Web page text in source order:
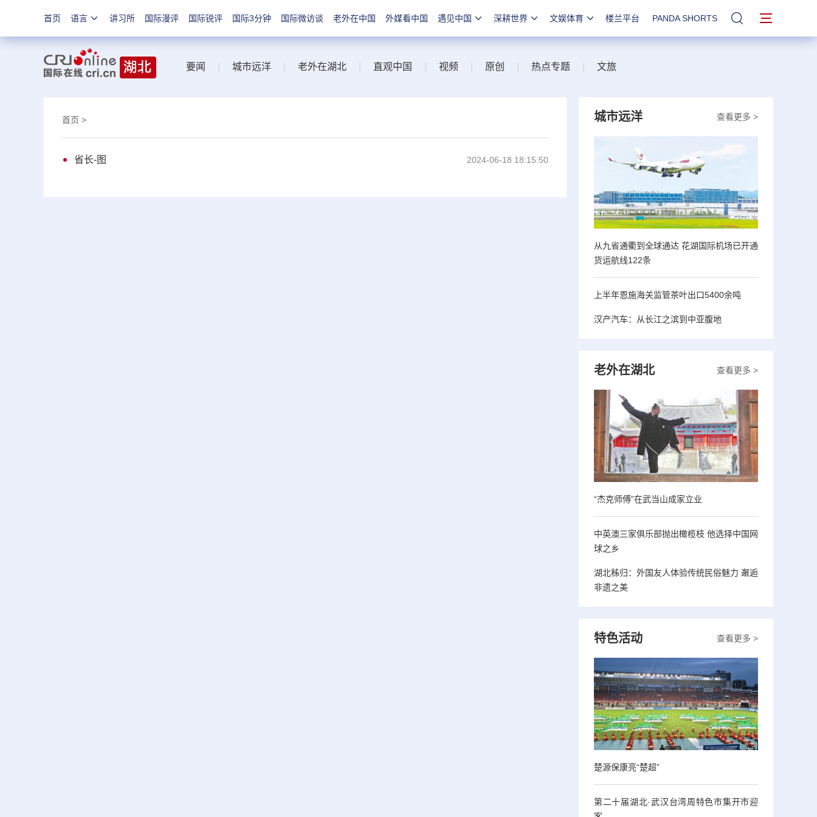
首页 语言 讲习所 国际漫评 国际锐评 国际3分钟 国际微访谈 老外在中国 外媒看中国 遇见中国 深耕世界 文娱体育 楼兰平台 PANDA SHORTS 站内搜索
要闻 城市远洋 老外在湖北 直观中国 视频 原创 热点专题 文旅
首页 >
省长-图 2024-06-18 18:15:50
查看更多 >
城市远洋
从九省通衢到全球通达 花湖国际机场已开通
货运航线122条
上半年恩施海关监管茶叶出口5400余吨
汉产汽车：从长江之滨到中亚腹地
查看更多 >
老外在湖北
“杰克师傅”在武当山成家立业
中英澳三家俱乐部抛出橄榄枝 他选择中国网
球之乡
湖北秭归：外国友人体验传统民俗魅力 邂逅
非遗之美
查看更多 >
特色活动
楚源保康亮“楚超”
第二十届湖北·武汉台湾周特色市集开市迎